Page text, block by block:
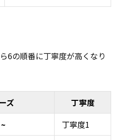
6の順番に丁寧度が高くなり
ズ
丁寧度
丁寧度1